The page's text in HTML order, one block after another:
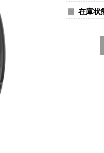
在庫状